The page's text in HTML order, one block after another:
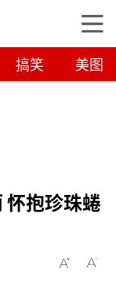
搞笑 美图
怀抱珍珠蜷